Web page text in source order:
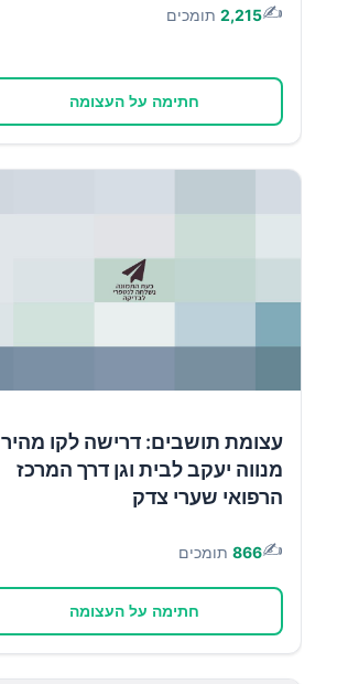
✍️
2,215 תומכים
חתימה על העצומה
עצומת תושבים: דרישה לקו מהיר
מנווה יעקב לבית וגן דרך המרכז
הרפואי שערי צדק
✍️
866 תומכים
חתימה על העצומה